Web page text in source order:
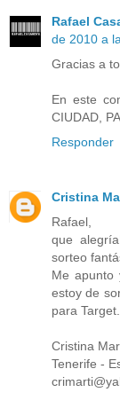
Rafael
de 2010 a
Gracias a
En este
CIUDAD,
Responder
Cristina
Rafael,
que
sorteo
Me apunto
estoy de
para Target.
Cristina
Tenerife -